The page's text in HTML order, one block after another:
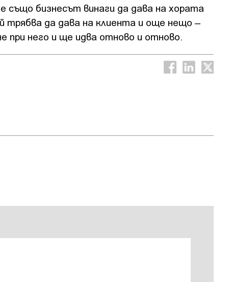
бизнесът винаги да дава на хората
трябва да дава на клиента и още нещо –
при него и ще идва отново и отново.